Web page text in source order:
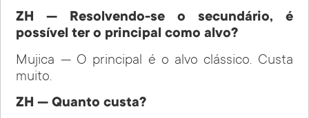
ZH — Resolvendo-se o secundário, é
possível ter o principal como alvo?
Mujica — O principal é o alvo clássico. Custa
muito.
ZH — Quanto custa?